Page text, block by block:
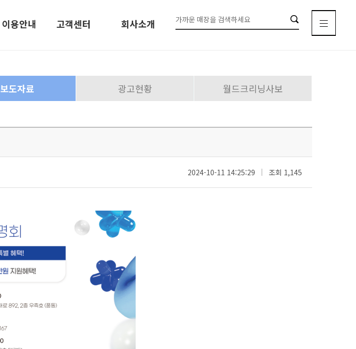
이용안내 고객센터 회사소개
월드크리닝 소식
이벤트
광고현황
월드크리닝사보
이용안내
매장찾기
신규오픈매장
보도자료 광고현황 월드크리닝사보
2024-10-11 14:25:29 | 조회 1,145